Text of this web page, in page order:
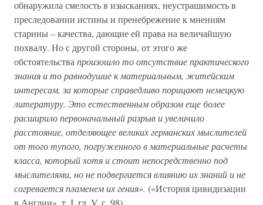
обнаружила смелость в изысканиях, неустрашимость в
преследовании истины и пренебрежение к мнениям
старины – качества, дающие ей права на величайшую
похвалу. Но с другой стороны, от этого же
обстоятельства произошло то отсутствие практического
знания и то равнодушие к материальным, житейским
интересам, за которые справедливо порицают немецкую
литературу. Это естественным образом еще более
расширило первоначальный разрыв и увеличило
расстояние, отделяющее великих германских мыслителей
от того тупого, погруженного в материальные расчеты
класса, который хотя и стоит непосредственно под
мыслителями, но не подвергается влиянию их знаний и не
согревается пламенем их гения». («История цивидизации
в Англии», т. I, гл. V, с. 98).